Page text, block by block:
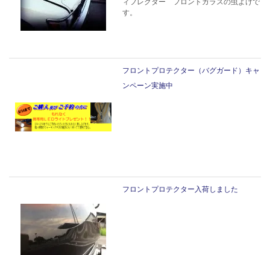
ィフレクター フロントガラスの虫よけで
す。
フロントプロテクター（バグガード）キャ
ンペーン実施中
フロントプロテクター入荷しました